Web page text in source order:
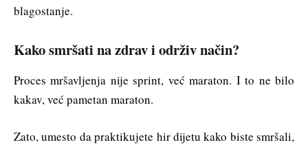
blagostanje.
Kako smršati na zdrav i održiv način?
Proces mršavljenja nije sprint, već maraton. I to ne bilo
kakav, već pametan maraton.
Zato, umesto da praktikujete hir dijetu kako biste smršali,